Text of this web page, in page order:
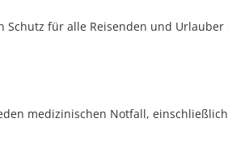
Schutz für alle Reisenden und Urlauber
medizinischen Notfall,